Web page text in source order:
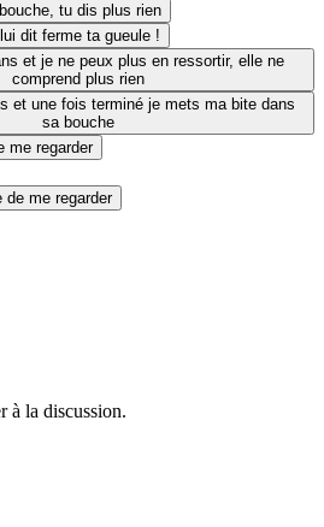
tu dis plus rien
dit ferme ta gueule !
et je ne peux plus en ressortir, elle ne
comprend plus rien
et une fois terminé je mets ma bite dans
sa bouche
me regarder
de me regarder
à la discussion.